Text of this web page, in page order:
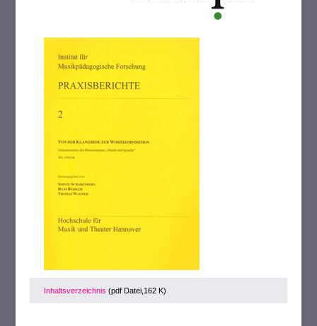
Inhaltsverzeichnis (pdf Datei,162 K)